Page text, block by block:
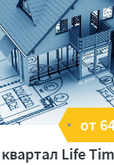
от
Life